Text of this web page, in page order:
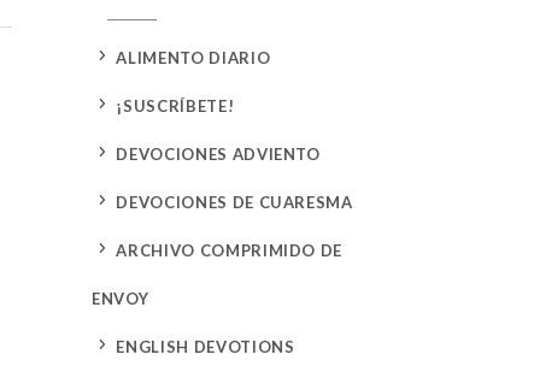
5 ALIMENTO DIARIO
5 ¡SUSCRÍBETE!
5 DEVOCIONES ADVIENTO
5 DEVOCIONES DE CUARESMA
5 ARCHIVO COMPRIMIDO DE
ENVOY
5 ENGLISH DEVOTIONS